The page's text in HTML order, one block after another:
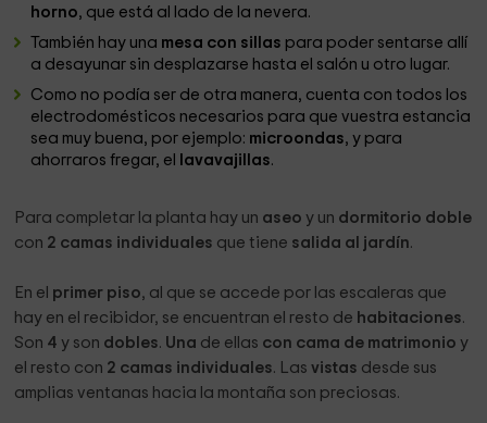
horno, que está al lado de la nevera.
También hay una mesa con sillas para poder sentarse allí
a desayunar sin desplazarse hasta el salón u otro lugar.
Como no podía ser de otra manera, cuenta con todos los
electrodomésticos necesarios para que vuestra estancia
sea muy buena, por ejemplo: microondas, y para
ahorraros fregar, el
lavavajillas.
Para completar la planta hay un aseo y un dormitorio doble
con 2 camas individuales que tiene salida al jardín.
En el primer piso, al que se accede por las escaleras que
hay en el recibidor, se encuentran el resto de habitaciones.
Son 4 y son dobles. Una de ellas con cama de matrimonio y
el resto con 2 camas individuales. Lasvistas desde sus
amplias ventanas hacia la montaña son preciosas.